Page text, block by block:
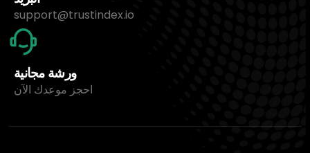
support@trustindex.io
ورشة مجانية
احجز موعدك الآن